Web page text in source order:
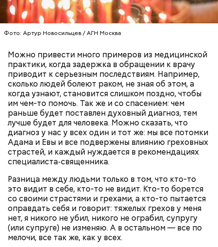
Фото: Артур Новосильцев / АГН Москва
Можно привести много примеров из медицинской
практики, когда задержка в обращении к врачу
приводит к серьезным последствиям. Например,
сколько людей болеют раком, не зная об этом, а
когда узнают, становится слишком поздно, чтобы
им чем-то помочь. Так же и со спасением: чем
раньше будет поставлен духовный диагноз, тем
лучше будет для человека. Можно сказать, что
диагноз у нас у всех один и тот же: мы все потомки
Адама и Евы и все подвержены влиянию греховных
страстей, и каждый нуждается в рекомендациях
специалиста‑священника.
Разница между людьми только в том, что кто-то
это видит в себе, кто-то не видит. Кто-то борется
со своими страстями и грехами, а кто-то пытается
оправдать себя и говорит: тяжелых грехов у меня
нет, я никого не убил, никого не ограбил, супругу
(или супруге) не изменяю. А в остальном — все по
мелочи, все так же, как у всех.
Ингредиенты:
беременным, кормящим женщинам;
людям с ослабленной иммунной системой;
пожилым;
детям.